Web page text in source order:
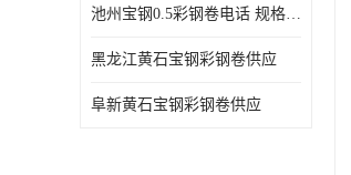
池州宝钢0.5彩钢卷电话 规格多样
黑龙江黄石宝钢彩钢卷供应
阜新黄石宝钢彩钢卷供应